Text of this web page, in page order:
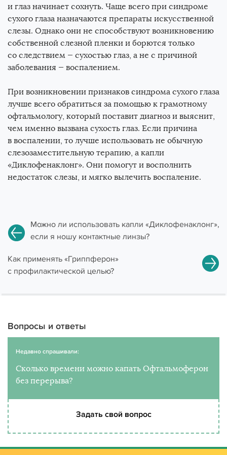
и глаз начинает сохнуть. Чаще всего при синдроме
сухого глаза назначаются препараты искусственной
слезы. Однако они не способствуют возникновению
собственной слезной пленки и борются только
со следствием — сухостью глаз, а не с причиной
заболевания — воспалением.
При возникновении признаков синдрома сухого глаза
лучше всего обратиться за помощью к грамотному
офтальмологу, который поставит диагноз и выяснит,
чем именно вызвана сухость глаз. Если причина
в воспалении, то лучше использовать не обычную
слезозаместительную терапию, а капли
«Диклофенаклонг». Они помогут и восполнить
недостаток слезы, и мягко вылечить воспаление.
Можно ли использовать капли «Диклофенаклонг»,
если я ношу контактные линзы?
Как применять «Гриппферон»
с профилактической целью?
Вопросы и ответы
Недавно спрашивали:
Сколько времени можно капать Офтальмоферон
без перерыва?
Задать свой вопрос
Книги
Новости